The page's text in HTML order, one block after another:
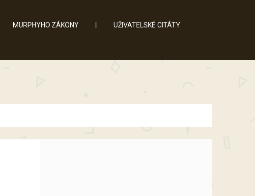
MURPHYHO ZÁKONY UŽIVATELSKÉ CITÁTY